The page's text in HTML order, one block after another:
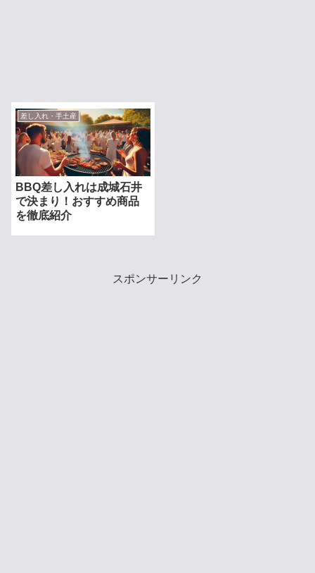
差し入れ・手土産
BBQ差し入れは成城石井
で決まり！おすすめ商品
を徹底紹介
スポンサーリンク